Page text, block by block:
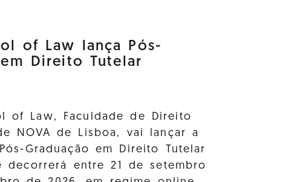
of Law lança Pós-
Direito Tutelar
of Law, Faculdade de Direito
NOVA de Lisboa, vai lançar a
Graduação em Direito Tutelar
decorrerá entre 21 de setembro